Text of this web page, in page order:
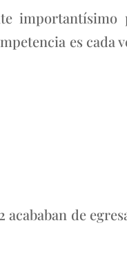
es cada
acababan de